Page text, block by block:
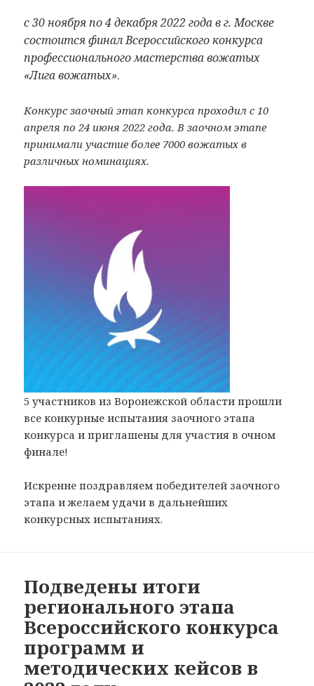
с 30 ноября по 4 декабря 2022 года в г. Москве
состоится финал Всероссийского конкурса
профессионального мастерства вожатых
«Лига вожатых».
Конкурс заочный этап конкурса проходил с 10
апреля по 24 июня 2022 года. В заочном этапе
принимали участие более 7000 вожатых в
различных номинациях.
5 участников из Воронежской области прошли
все конкурные испытания заочного этапа
конкурса и приглашены для участия в очном
финале!
Искренне поздравляем победителей заочного
этапа и желаем удачи в дальнейших
конкурсных испытаниях.
Подведены итоги
регионального этапа
Всероссийского конкурса
программ и
методических кейсов в